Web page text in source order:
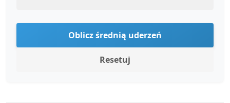
Oblicz średnią uderzeń
Resetuj